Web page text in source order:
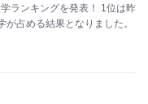
ランキングを発表！ 1位は昨
占める結果となりました。